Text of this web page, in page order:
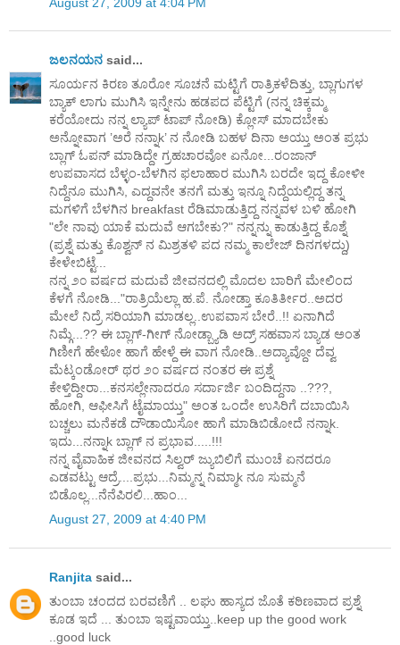
ಜಲನಯನ said...
ಸೂರ್ಯನ ಕಿರಣ ತೂರೋ ಸೂಚನೆ ಮಟ್ಟಿಗೆ ರಾತ್ರಿಕಳೆದಿತ್ತು, ಬ್ಲಾಗುಗಳ
ಬ್ಯಾಕ್ ಲಾಗು ಮುಗಿಸಿ ಇನ್ನೇನು ಹಡಪದ ಪೆಟ್ಟಿಗೆ (ನನ್ನ ಚಿಕ್ಕಮ್ಮ
ಕರೆಯೋದು ನನ್ನ ಲ್ಯಾಪ್ ಟಾಪ್ ನೋಡಿ) ಕ್ಲೋಸ್ ಮಾದಬೇಕು
ಅನ್ನೋವಾಗ ’ಅರೆ ನನ್ನಾk’ ನ ನೋಡಿ ಬಹಳ ದಿನಾ ಅಯ್ತು ಅಂತ ಪ್ರಭು
ಬ್ಲಾಗ್ ಓಪನ್ ಮಾಡಿದ್ದೇ ಗ್ರಹಚಾರವೋ ಏನೋ...ರಂಜಾನ್
ಉಪವಾಸದ ಬೆಳ್ಳಂ-ಬೆಳಗಿನ ಫಲಾಹಾರ ಮುಗಿಸಿ ಬರದೇ ಇದ್ದ ಕೋಳೀ
ನಿದ್ದೆನೂ ಮುಗಿಸಿ, ಎದ್ದವನೇ ತನಗೆ ಮತ್ತು ಇನ್ನೂ ನಿದ್ದೆಯಲ್ಲಿದ್ದ ತನ್ನ
ಮಗಳಿಗೆ ಬೆಳಗಿನ breakfast ರೆಡಿಮಾಡುತ್ತಿದ್ದ ನನ್ನವಳ ಬಳಿ ಹೋಗಿ
"ಲೇ ನಾವು ಯಾಕೆ ಮದುವೆ ಆಗಬೇಕು?" ನನ್ನನ್ನು ಕಾಡುತ್ತಿದ್ದ ಕೊಶ್ನೆ
(ಪ್ರಶ್ನೆ ಮತ್ತು ಕೊಶ್ವನ್ ನ ಮಿಶ್ರತಳಿ ಪದ ನಮ್ಮ ಕಾಲೇಜ್ ದಿನಗಳದ್ದು)
ಕೇಳೇಬಿಟ್ಟೆ...
ನನ್ನ ೨೦ ವರ್ಷದ ಮದುವೆ ಜೀವನದಲ್ಲಿ ಮೊದಲ ಬಾರಿಗೆ ಮೇಲಿಂದ
ಕೆಳಗೆ ನೋಡಿ..."ರಾತ್ರಿಯೆಲ್ಲಾ ಹ.ಪೆ. ನೋಡ್ತಾ ಕೂತಿರ್ತೀರ..ಅದರ
ಮೇಲೆ ನಿದ್ರೆ ಸರಿಯಾಗಿ ಮಾಡಲ್ಲ..ಉಪವಾಸ ಬೇರೆ..!! ಏನಾಗಿದೆ
ನಿಮ್ಗೆ...?? ಈ ಬ್ಲಾಗ್-ಗೀಗ್ ನೋಡ್ಬ್ಯಾಡಿ ಅದ್ರ್ ಸಹವಾಸ ಬ್ಯಾಡ ಅಂತ
ಗಿಣೀಗೆ ಹೇಳೋ ಹಾಗೆ ಹೇಳ್ದೆ ಈ ವಾಗ ನೋಡಿ..ಅದ್ಯಾವ್ದೋ ದೆವ್ವ
ಮೆಟ್ಕಂಡೋರ್ ಥರ ೨೦ ವರ್ಷದ ನಂತರ ಈ ಪ್ರಶ್ನೆ
ಕೇಳ್ತಿದ್ದೀರಾ...ಕನಸಲ್ಲೇನಾದರೂ ಸರ್ದಾರ್ಜಿ ಬಂದಿದ್ದನಾ ..???,
ಹೋಗಿ, ಆಫೀಸಿಗೆ ಟೈಮಾಯ್ತು" ಅಂತ ಒಂದೇ ಉಸಿರಿಗೆ ದಬಾಯಿಸಿ
ಬಚ್ಚಲು ಮನೆಕಡೆ ದೌಡಾಯಿಸೋ ಹಾಗೆ ಮಾಡಿಬಿಡೋದೆ ನನ್ನಾk.
ಇದು...ನನ್ನಾk ಬ್ಲಾಗ್ ನ ಪ್ರಭಾವ.....!!!
ನನ್ನ ವೈವಾಹಿಕ ಜೀವನದ ಸಿಲ್ವರ್ ಜ್ಯುಬಿಲಿಗೆ ಮುಂಚೆ ಏನದರೂ
ಎಡವಟ್ಟು ಆದ್ರೆ....ಪ್ರಭು...ನಿಮ್ಮನ್ನ ನಿಮ್ಮಾk ನೂ ಸುಮ್ಮನೆ
ಬಿಡೊಲ್ಲ...ನೆನೆಪಿರಲಿ...ಹಾಂ...
August 27, 2009 at 4:40 PM
Ranjita said...
ತುಂಬಾ ಚಂದದ ಬರವಣಿಗೆ .. ಲಘು ಹಾಸ್ಯದ ಜೊತೆ ಕಠಿಣವಾದ ಪ್ರಶ್ನೆ
ಕೂಡ ಇದೆ ... ತುಂಬಾ ಇಷ್ಟವಾಯ್ತು..keep up the good work
..good luck